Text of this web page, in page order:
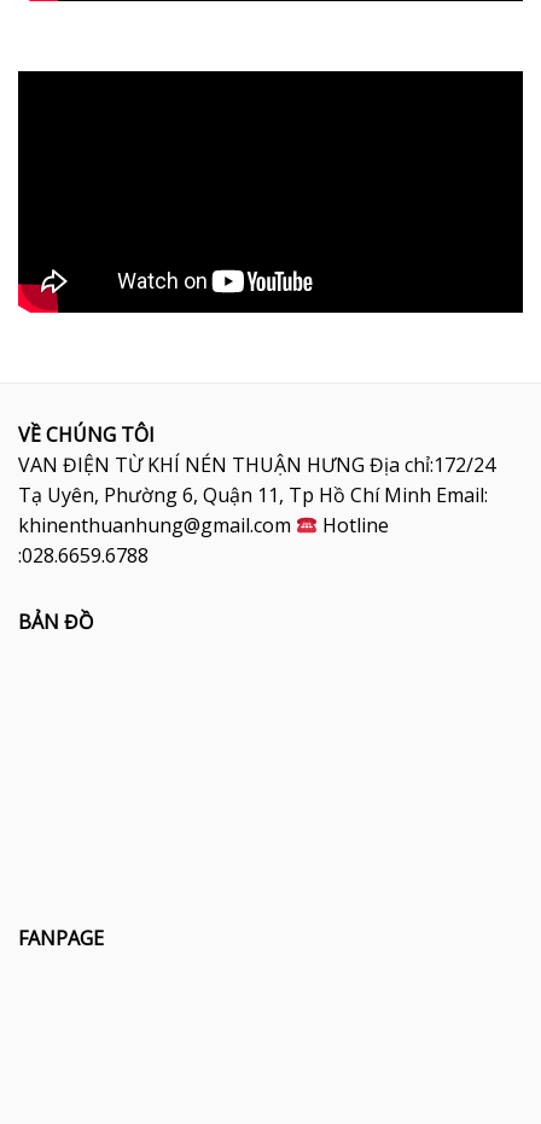
VỀ CHÚNG TÔI
VAN ĐIỆN TỪ KHÍ NÉN THUẬN HƯNG Địa chỉ:172/24
Tạ Uyên, Phường 6, Quận 11, Tp Hồ Chí Minh Email:
khinenthuanhung@gmail.com
Hotline
:028.6659.6788
BẢN ĐỒ
FANPAGE